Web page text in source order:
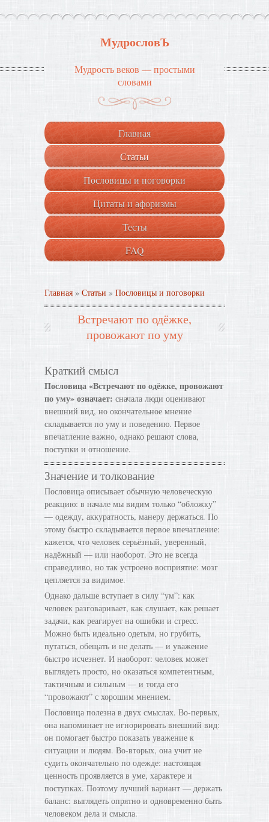
МудрословЪ
Мудрость веков — простыми
словами
Главная
Статьи
Пословицы и поговорки
Цитаты и афоризмы
Тесты
FAQ
Главная » Статьи » Пословицы и поговорки
Встречают по одёжке,
провожают по уму
Краткий смысл
Пословица «Встречают по одёжке, провожают
по уму» означает: сначала люди оценивают
внешний вид, но окончательное мнение
складывается по уму и поведению. Первое
впечатление важно, однако решают слова,
поступки и отношение.
Значение и толкование
Пословица описывает обычную человеческую
реакцию: в начале мы видим только “обложку”
— одежду, аккуратность, манеру держаться. По
этому быстро складывается первое впечатление:
кажется, что человек серьёзный, уверенный,
надёжный — или наоборот. Это не всегда
справедливо, но так устроено восприятие: мозг
цепляется за видимое.
Однако дальше вступает в силу “ум”: как
человек разговаривает, как слушает, как решает
задачи, как реагирует на ошибки и стресс.
Можно быть идеально одетым, но грубить,
путаться, обещать и не делать — и уважение
быстро исчезнет. И наоборот: человек может
выглядеть просто, но оказаться компетентным,
тактичным и сильным — и тогда его
“провожают” с хорошим мнением.
Пословица полезна в двух смыслах. Во-первых,
она напоминает не игнорировать внешний вид:
он помогает быстро показать уважение к
ситуации и людям. Во-вторых, она учит не
судить окончательно по одежде: настоящая
ценность проявляется в уме, характере и
поступках. Поэтому лучший вариант — держать
баланс: выглядеть опрятно и одновременно быть
человеком дела и смысла.